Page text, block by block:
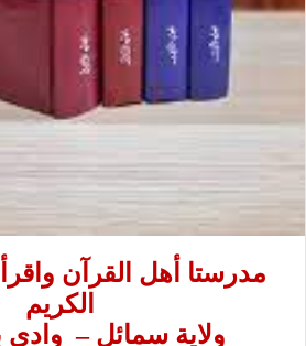
مدرستا أهل القرآن واقرأ
الكريم
ولاية سمائل – وادي